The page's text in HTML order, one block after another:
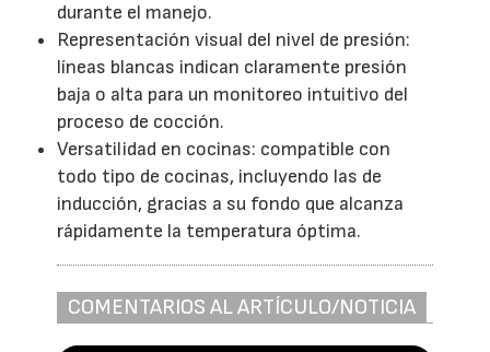
durante el manejo.
Representación visual del nivel de presión:
líneas blancas indican claramente presión
baja o alta para un monitoreo intuitivo del
proceso de cocción.
Versatilidad en cocinas: compatible con
todo tipo de cocinas, incluyendo las de
inducción, gracias a su fondo que alcanza
rápidamente la temperatura óptima.
COMENTARIOS AL ARTÍCULO/NOTICIA